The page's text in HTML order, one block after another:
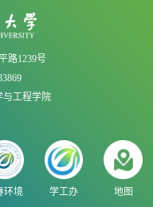
路1239号
与工程学院
环境 学工办 地图